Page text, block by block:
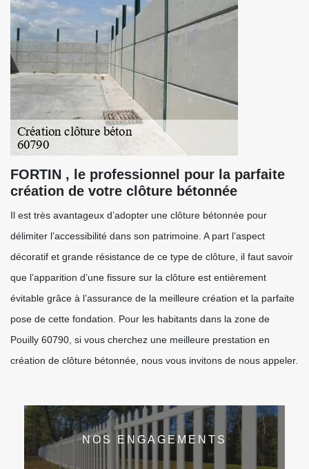
FORTIN , le professionnel pour la parfaite
création de votre clôture bétonnée
Il est très avantageux d’adopter une clôture bétonnée pour
délimiter l’accessibilité dans son patrimoine. A part l’aspect
décoratif et grande résistance de ce type de clôture, il faut savoir
que l’apparition d’une fissure sur la clôture est entièrement
évitable grâce à l’assurance de la meilleure création et la parfaite
pose de cette fondation. Pour les habitants dans la zone de
Pouilly 60790, si vous cherchez une meilleure prestation en
création de clôture bétonnée, nous vous invitons de nous appeler.
NOS ENGAGEMENTS